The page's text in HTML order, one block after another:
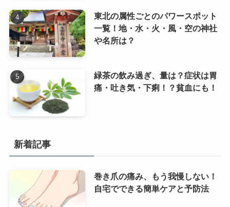
東北の属性ごとのパワースポット
一覧！地・水・火・風・空の神社
や名所は？
緑茶の飲み過ぎ、量は？症状は胃
痛・吐き気・下痢！？貧血にも！
新着記事
巻き爪の痛み、もう我慢しない！
自宅でできる簡単ケアと予防法